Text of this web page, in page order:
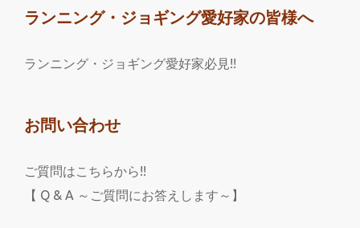
ランニング・ジョギング愛好家の皆様へ
ランニング・ジョギング愛好家必見!!
お問い合わせ
ご質問はこちらから!!
【 Q & A ～ご質問にお答えします～】